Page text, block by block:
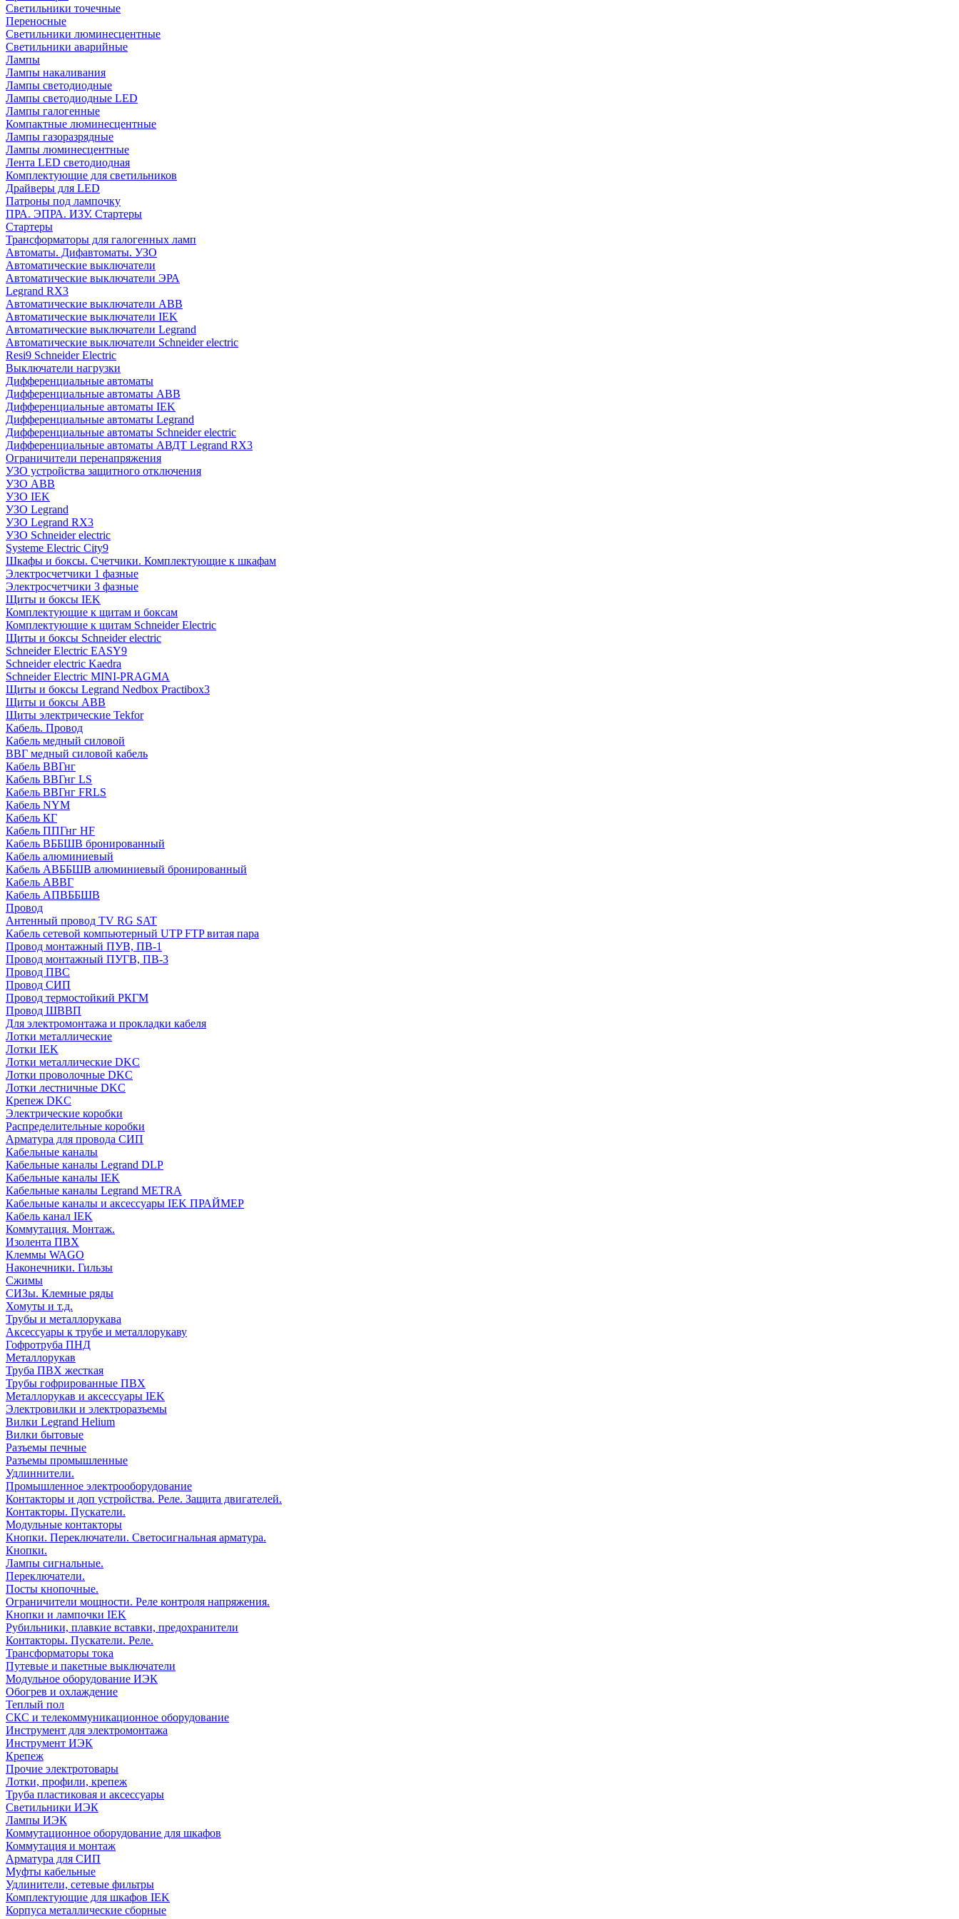
Cветильники точечные
Переносные
Светильники люминесцентные
Светильники аварийные
Лампы
Лампы накаливания
Лампы светодиодные
Лампы светодиодные LED
Лампы галогенные
Компактные люминесцентные
Лампы газоразрядные
Лампы люминесцентные
Лента LED светодиодная
Комплектующие для светильников
Драйверы для LED
Патроны под лампочку
ПРА. ЭПРА. ИЗУ. Стартеры
Стартеры
Трансформаторы для галогенных ламп
Автоматы. Дифавтоматы. УЗО
Автоматические выключатели
Автоматические выключатели ЭРА
Legrand RX3
Автоматические выключатели ABB
Автоматические выключатели IEK
Автоматические выключатели Legrand
Автоматические выключатели Schneider electric
Resi9 Schneider Electric
Выключатели нагрузки
Дифференциальные автоматы
Дифференциальные автоматы ABB
Дифференциальные автоматы IEK
Дифференциальные автоматы Legrand
Дифференциальные автоматы Schneider electric
Дифференциальные автоматы АВДТ Legrand RX3
Ограничители перенапряжения
УЗО устройства защитного отключения
УЗО ABB
УЗО IEK
УЗО Legrand
УЗО Legrand RX3
УЗО Schneider electric
Systeme Electric City9
Шкафы и боксы. Счетчики. Комплектующие к шкафам
Электросчетчики 1 фазные
Электросчетчики 3 фазные
Щиты и боксы IEK
Комплектующие к щитам и боксам
Комплектующие к щитам Schneider Electric
Щиты и боксы Schneider electric
Schneider Electric EASY9
Schneider electric Kaedra
Schneider Electric MINI-PRAGMA
Щиты и боксы Legrand Nedbox Practibox3
Щиты и боксы ABB
Щиты электрические Tekfor
Кабель. Провод
Кабель медный силовой
ВВГ медный силовой кабель
Кабель ВВГнг
Кабель ВВГнг LS
Кабель ВВГнг FRLS
Кабель NYM
Кабель КГ
Кабель ППГнг HF
Кабель ВББШВ бронированный
Кабель алюминиевый
Кабель АВББШВ алюминиевый бронированный
Кабель АВВГ
Кабель АПВББШВ
Провод
Антенный провод TV RG SAT
Кабель сетевой компьютерный UTP FTP витая пара
Провод монтажный ПУВ, ПВ-1
Провод монтажный ПУГВ, ПВ-3
Провод ПВС
Провод СИП
Провод термостойкий РКГМ
Провод ШВВП
Для электромонтажа и прокладки кабеля
Лотки металлические
Лотки IEK
Лотки металлические DKC
Лотки проволочные DKC
Лотки лестничные DKC
Крепеж DKC
Электрические коробки
Распределительные коробки
Арматура для провода СИП
Кабельные каналы
Кабельные каналы Legrand DLP
Кабельные каналы IEK
Кабельные каналы Legrand METRA
Кабельные каналы и аксессуары IEK ПРАЙМЕР
Кабель канал IEK
Коммутация. Монтаж.
Изолента ПВХ
Клеммы WAGO
Наконечники. Гильзы
Сжимы
СИЗы. Клемные ряды
Хомуты и т.д.
Трубы и металлорукава
Аксессуары к трубе и металлорукаву
Гофротруба ПНД
Металлорукав
Труба ПВХ жесткая
Трубы гофрированные ПВХ
Металлорукав и аксессуары IEK
Электровилки и электроразъемы
Вилки Legrand Helium
Вилки бытовые
Разъемы печные
Разъемы промышленные
Удлиннители.
Промышленное электрооборудование
Контакторы и доп устройства. Реле. Защита двигателей.
Контакторы. Пускатели.
Модульные контакторы
Кнопки. Переключатели. Светосигнальная арматура.
Кнопки.
Лампы сигнальные.
Переключатели.
Посты кнопочные.
Ограничители мощности. Реле контроля напряжения.
Кнопки и лампочки IEK
Рубильники, плавкие вставки, предохранители
Контакторы. Пускатели. Реле.
Трансформаторы тока
Путевые и пакетные выключатели
Модульное оборудование ИЭК
Обогрев и охлаждение
Теплый пол
СКС и телекоммуникационное оборудование
Инструмент для электромонтажа
Инструмент ИЭК
Крепеж
Прочие электротовары
Лотки, профили, крепеж
Труба пластиковая и аксессуары
Светильники ИЭК
Лампы ИЭК
Коммутационное оборудование для шкафов
Коммутация и монтаж
Арматура для СИП
Муфты кабельные
Удлинители, сетевые фильтры
Комплектующие для шкафов IEK
Корпуса металлические сборные